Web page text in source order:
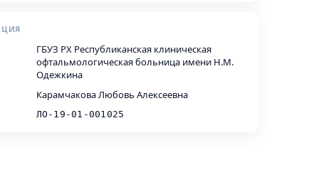
ГБУЗ РХ Республиканская клиническая
офтальмологическая больница имени Н.М.
Одежкина
Карамчакова Любовь Алексеевна
ЛО-19-01-001025